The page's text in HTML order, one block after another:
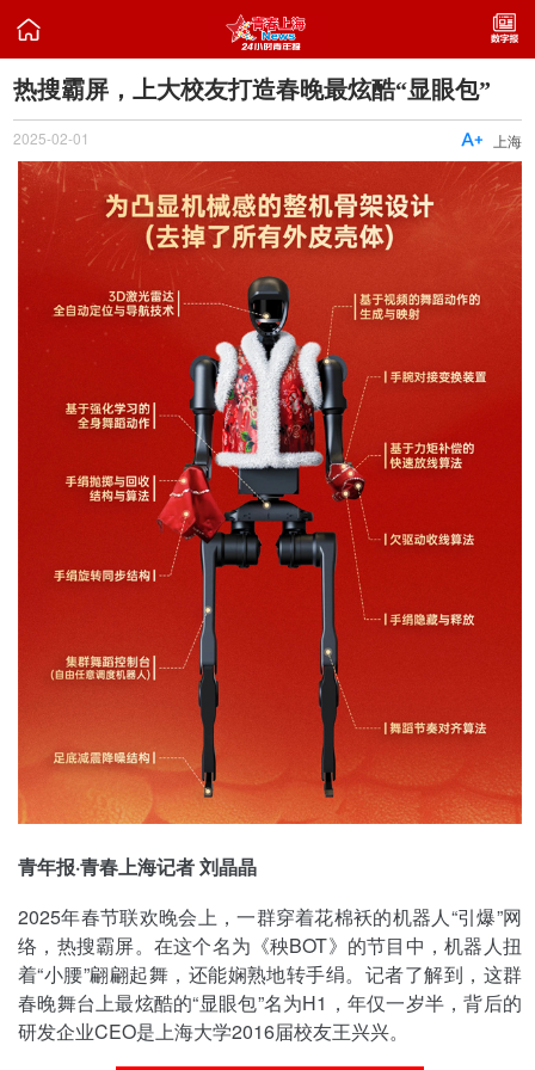

热搜霸屏，上大校友打造春晚最炫酷“显眼包”
2025-02-01 上海

青年报·青春上海记者 刘晶晶
2025年春节联欢晚会上，一群穿着花棉袄的机器人“引爆”网
络，热搜霸屏。在这个名为《秧BOT》的节目中，机器人扭
着“小腰”翩翩起舞，还能娴熟地转手绢。记者了解到，这群
春晚舞台上最炫酷的“显眼包”名为H1，年仅一岁半，背后的
研发企业CEO是上海大学2016届校友王兴兴。